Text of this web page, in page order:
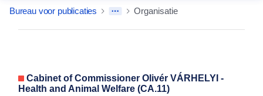
Bureau voor publicaties Organisatie
Cabinet of Commissioner Olivér VÁRHELYI -
Health and Animal Welfare (CA.11)